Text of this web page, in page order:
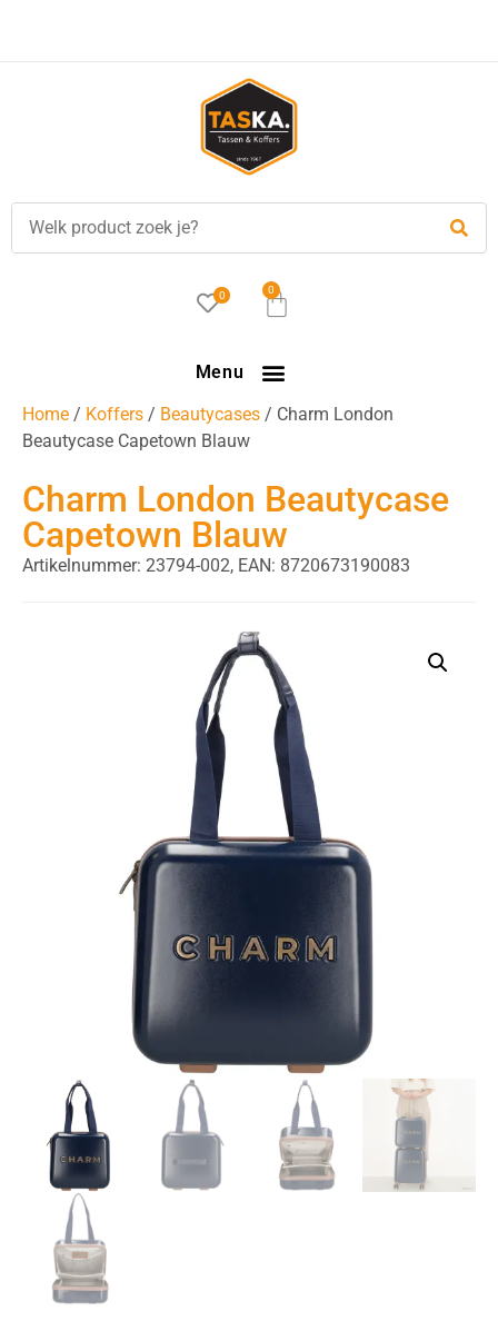
0 0
Menu
Home / Koffers / Beautycases / Charm London
Beautycase Capetown Blauw
Charm London Beautycase
Capetown Blauw
Artikelnummer: 23794-002, EAN: 8720673190083